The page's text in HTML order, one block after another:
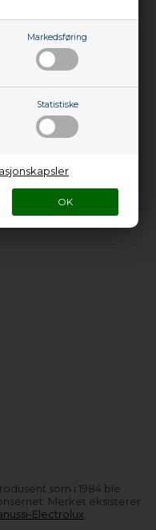
Markedsføring
Statistiske
Industri vaskemaskin
Zanussi
som i 1984 ble
Merket eksisterer
Electrolux